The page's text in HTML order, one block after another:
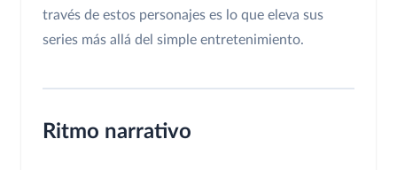
través de estos personajes es lo que eleva sus
series más allá del simple entretenimiento.
Ritmo narrativo